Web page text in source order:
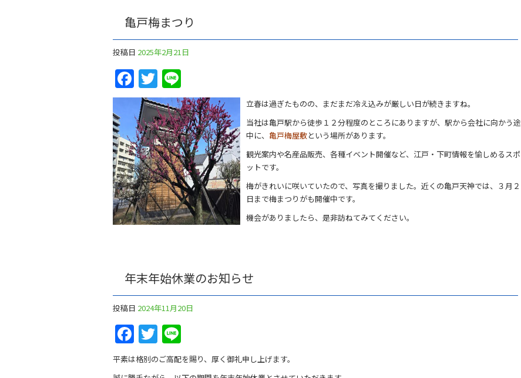
亀戸梅まつり
投稿日 2025年2月21日
Facebook
Twitter
立春は過ぎたものの、まだまだ冷え込みが厳しい日が続きますね。
当社は亀戸駅から徒歩１２分程度のところにありますが、駅から会社に向かう途
中に、 亀戸梅屋敷という場所があります。
観光案内や名産品販売、各種イベント開催など、江戸・下町情報を愉しめるスポ
ットです。
梅がきれいに咲いていたので、写真を撮りました。近くの亀戸天神では、３月２
日まで梅まつりがも開催中です。
機会がありましたら、是非訪ねてみてください。
年末年始休業のお知らせ
投稿日 2024年11月20日
Facebook
Twitter
平素は格別のご高配を賜り、厚く御礼申し上げます。